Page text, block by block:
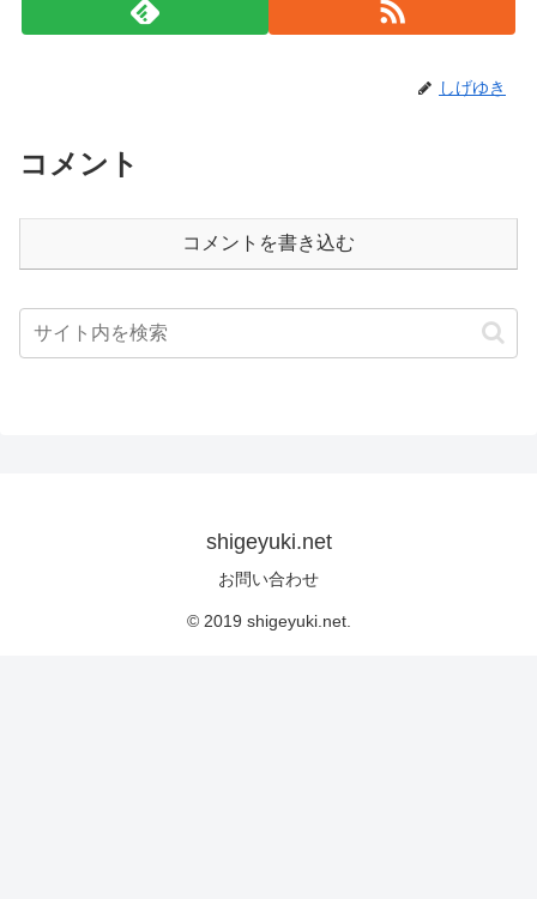
しげゆき
コメント
コメントを書き込む
shigeyuki.net
お問い合わせ
© 2019 shigeyuki.net.